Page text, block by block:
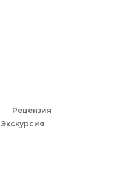
Рецензия
Экскурсия